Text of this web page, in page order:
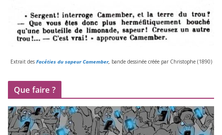
Extrait desFacéties du sapeur Camember, bande des­si­née créée par Christophe (1890)
Que faire ?